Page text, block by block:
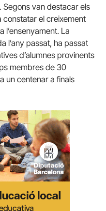
Segons van destacar els
constatar el creixement
l’ensenyament. La
l’any passat, ha passat
d’alumnes provinents
membres de 30
un centenar a finals